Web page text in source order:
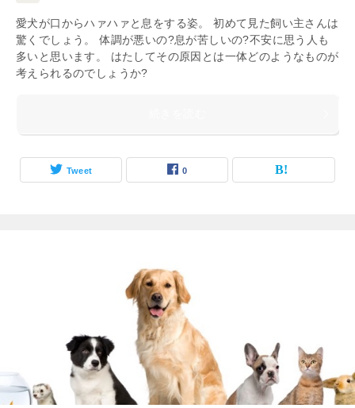
愛犬が口からハァハァと息をする姿。 初めて見た飼い主さんは
驚くでしょう。 体調が悪いの?息が苦しいの?不安に思う人も
多いと思います。 はたしてその原因とは一体どのようなものが
考えられるのでしょうか?
Tweet 0